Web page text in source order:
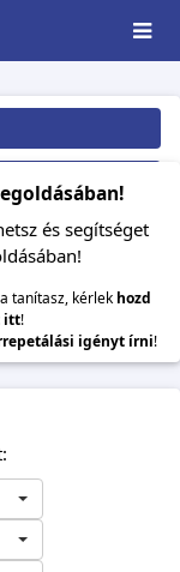
és segítséget
tanítasz, kérlek hozd
itt!
igényt írni!